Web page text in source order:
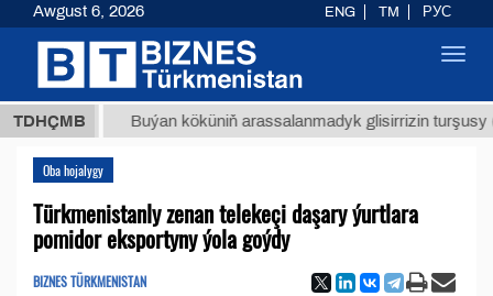
TDHÇMBBuýan köküniň arassalanmadyk glisirrizin turşusy (t.)
Oba hojalygy
Türkmenistanly zenan telekeçi daşary ýurtlara
pomidor eksportyny ýola goýdy
BIZNES TÜRKMENISTAN
Awgust 6, 2026 ENG TM РУС